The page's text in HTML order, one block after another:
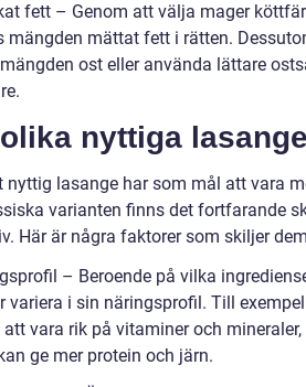
fett – Genom att välja mager
mängden mättat fett i rätten.
ost eller använda lättare
nyttiga
nyttig lasange har som mål att vara
varianten finns det fortfarande
Här är några faktorer som skiljer
– Beroende på vilka
variera i sin näringsprofil. Till
vara rik på vitaminer och
ge mer protein och järn.